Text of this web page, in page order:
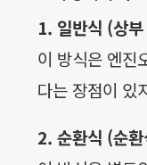
1. 일반식 (상
이 방식은 엔진
다는 장점이 있
2. 순환식 (순